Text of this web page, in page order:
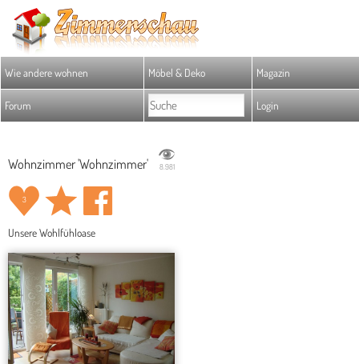
Wie andere wohnen Möbel & Deko Magazin
Forum Login
Wohnzimmer 'Wohnzimmer' 8.981
3
Unsere Wohlfühloase